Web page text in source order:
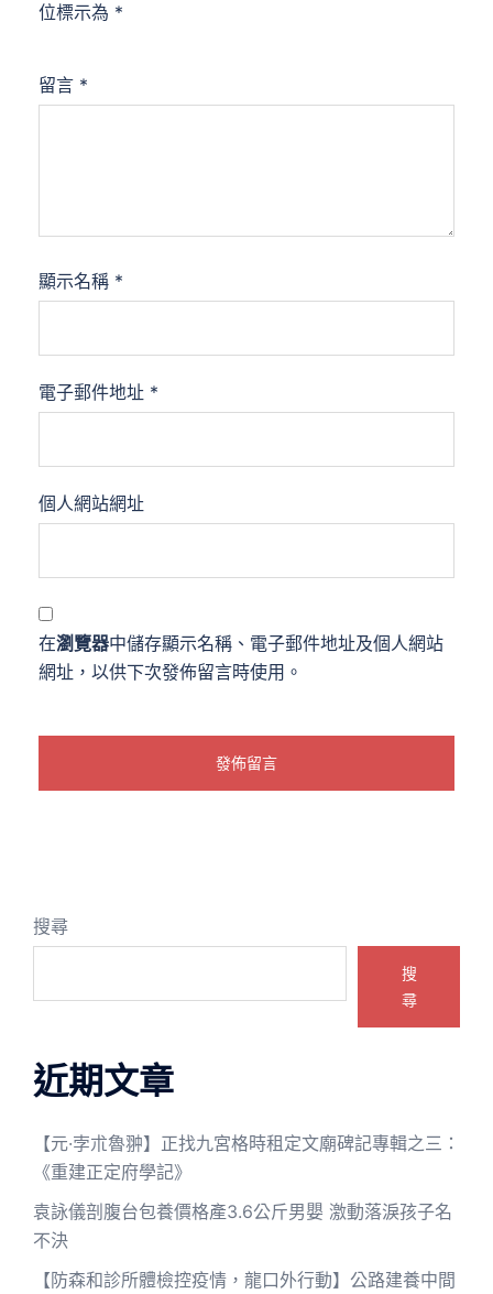
位標示為 *
留言 *
顯示名稱 *
電子郵件地址 *
個人網站網址
在瀏覽器中儲存顯示名稱、電子郵件地址及個人網站
網址，以供下次發佈留言時使用。
搜尋
搜
尋
近期文章
【元·孛朮魯翀】正找九宮格時租定文廟碑記專輯之三：
《重建正定府學記》
袁詠儀剖腹台包養價格產3.6公斤男嬰 激動落淚孩子名
不決
【防森和診所體檢控疫情，龍口外行動】公路建養中間